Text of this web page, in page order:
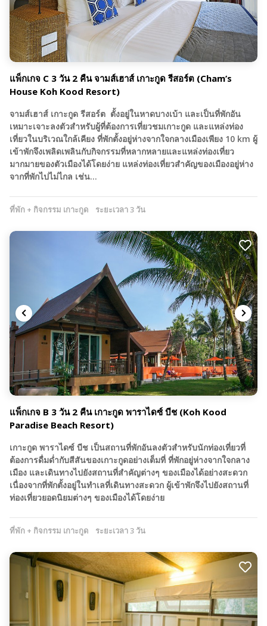
แพ็กเกจ C 3 วัน 2 คืน จามส์เฮาส์ เกาะกูด รีสอร์ต (Cham’s
House Koh Kood Resort)
จามส์เฮาส์ เกาะกูด รีสอร์ต ตั้งอยู่ในหาดบางเบ้า และเป็นที่พักอัน
เหมาะเจาะลงตัวสำหรับผู้ที่ต้องการเที่ยวชมเกาะกูด และแหล่งท่อง
เที่ยวในบริเวณใกล้เคียง ที่พักตั้งอยู่ห่างจากใจกลางเมืองเพียง 10 km ผู้
เข้าพักจึงเพลิดเพลินกับกิจกรรมที่หลากหลายและแหล่งท่องเที่ยว
มากมายของตัวเมืองได้โดยง่าย แหล่งท่องเที่ยวสำคัญของเมืองอยู่ห่าง
จากที่พักไปไม่ไกล เช่น…
ที่พัก + กิจกรรม เกาะกูด ระยะเวลา 3 วัน
แพ็กเกจ B 3 วัน 2 คืน เกาะกูด พาราไดซ์ บีช (Koh Kood
Paradise Beach Resort)
เกาะกูด พาราไดซ์ บีช เป็นสถานที่พักอันลงตัวสำหรับนักท่องเที่ยวที่
ต้องการดื่มด่ำกับสีสันของเกาะกูดอย่างเต็มที่ ที่พักอยู่ห่างจากใจกลาง
เมือง และเดินทางไปยังสถานที่สำคัญต่างๆ ของเมืองได้อย่างสะดวก
เนื่องจากที่พักตั้งอยู่ในทำเลที่เดินทางสะดวก ผู้เข้าพักจึงไปยังสถานที่
ท่องเที่ยวยอดนิยมต่างๆ ของเมืองได้โดยง่าย
ที่พัก + กิจกรรม เกาะกูด ระยะเวลา 3 วัน